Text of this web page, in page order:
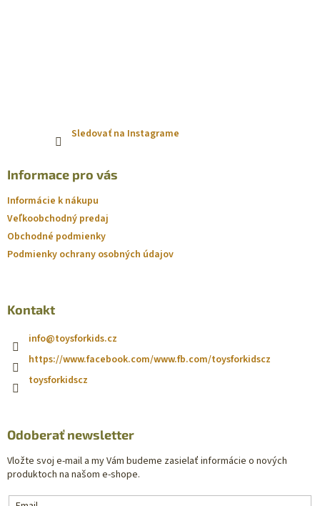
Sledovať na Instagrame
Informace pro vás
Informácie k nákupu
Veľkoobchodný predaj
Obchodné podmienky
Podmienky ochrany osobných údajov
Kontakt
info@toysforkids.cz
https://www.facebook.com/www.fb.com/toysforkidscz
toysforkidscz
Odoberať newsletter
Vložte svoj e-mail a my Vám budeme zasielať informácie o nových
produktoch na našom e-shope.